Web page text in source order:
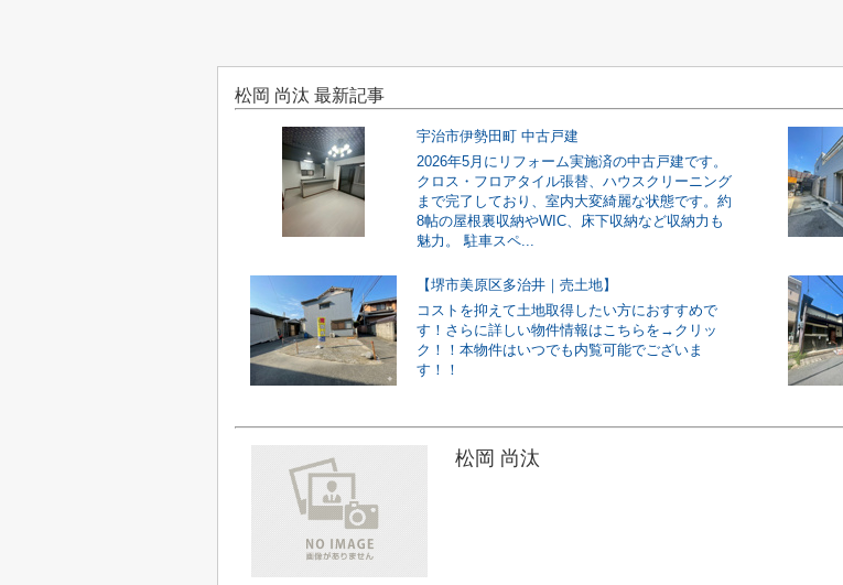
松岡 尚汰 最新記事
宇治市伊勢田町 中古戸建
2026年5月にリフォーム実施済の中古戸建です。
クロス・フロアタイル張替、ハウスクリーニング
まで完了しており、室内大変綺麗な状態です。約
8帖の屋根裏収納やWIC、床下収納など収納力も
魅力。 駐車スペ...
【堺市美原区多治井｜売土地】
コストを抑えて土地取得したい方におすすめで
す！さらに詳しい物件情報はこちらを→クリッ
ク！！本物件はいつでも内覧可能でございま
す！！
松岡 尚汰